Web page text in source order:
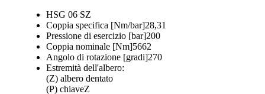
HSG 06 SZ
Coppia specifica [Nm/bar]28,31
Pressione di esercizio [bar]200
Coppia nominale [Nm]5662
Angolo di rotazione [gradi]270
Estremità dell'albero:
(Z) albero dentato
(P) chiaveZ